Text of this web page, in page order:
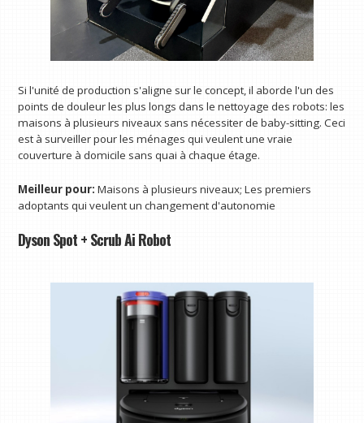
Si l'unité de production s'aligne sur le concept, il aborde l'un des
points de douleur les plus longs dans le nettoyage des robots: les
maisons à plusieurs niveaux sans nécessiter de baby-sitting. Ceci
est à surveiller pour les ménages qui veulent une vraie
couverture à domicile sans quai à chaque étage.
Meilleur pour:Maisons à plusieurs niveaux; Les premiers
adoptants qui veulent un changement d'autonomie
Dyson Spot + Scrub Ai Robot